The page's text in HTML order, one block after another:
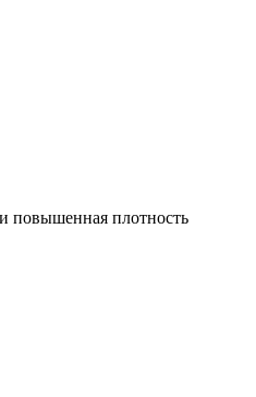
повышенная плотность